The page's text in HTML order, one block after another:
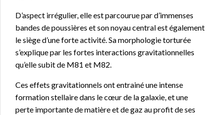
D’aspect irrégulier, elle est parcourue par d’immenses
bandes de poussières et son noyau central est également
le siège d’une forte activité. Sa morphologie torturée
s’explique par les fortes interactions gravitationnelles
qu’elle subit de M81 et M82.
Ces effets gravitationnels ont entrainé une intense
formation stellaire dans le cœur de la galaxie, et une
perte importante de matière et de gaz au profit de ses